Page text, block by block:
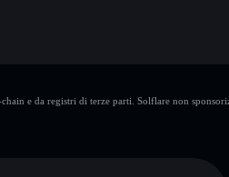
e da registri di terze parti. Solflare non